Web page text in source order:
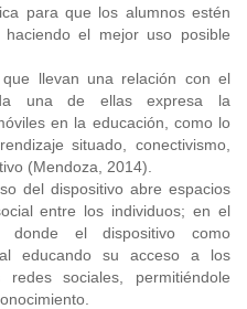
para que los alumnos estén
el mejor uso posible
llevan una relación con el
una de ellas expresa la
en la educación, como lo
situado, conectivismo,
(Mendoza, 2014).
del dispositivo abre espacios
entre los individuos; en el
donde el dispositivo como
educando su acceso a los
sociales, permitiéndole